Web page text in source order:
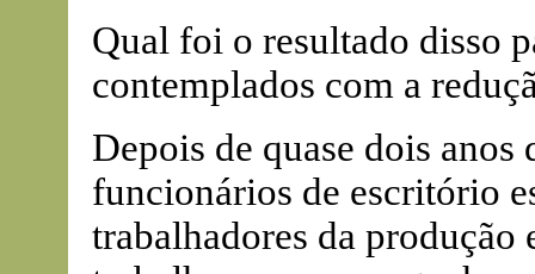
Qual foi o resultado disso
contemplados com a
Depois de quase dois
funcionários de escritório
trabalhadores da produção